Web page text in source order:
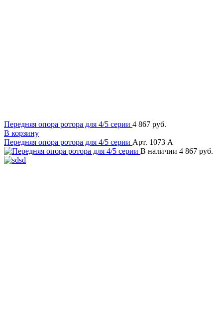
Передняя опора ротора для 4/5 серии 4 867 руб.
В корзину
Передняя опора ротора для 4/5 серии Арт. 1073 A
В наличии 4 867 руб.